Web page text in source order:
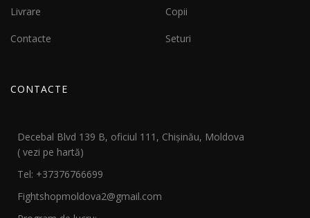
Livrare
Contacte
Copii
Seturi
CONTACTE
Decebal Blvd 139 B, oficiul 111, Chișinău, Moldova
( vezi pe hartă)
Tel: +37376766699
Fightshopmoldova2@gmail.com